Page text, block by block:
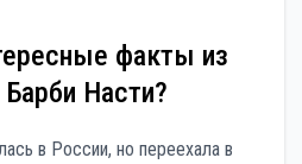
факты из
Насти?
в России, но переехала в